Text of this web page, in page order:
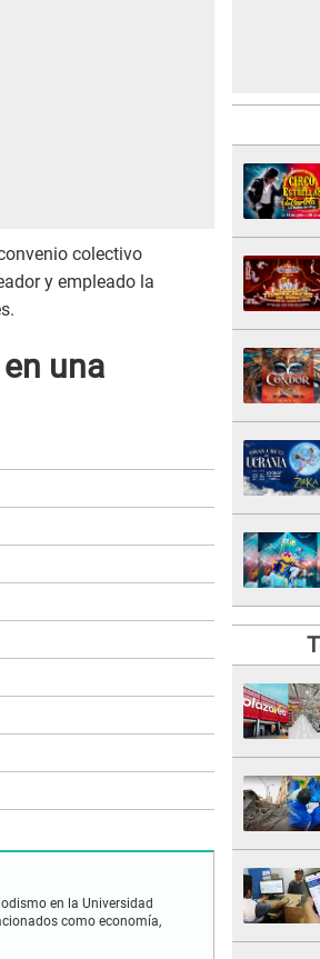
colectivo
y empleado la
una
en la Universidad
como economía,